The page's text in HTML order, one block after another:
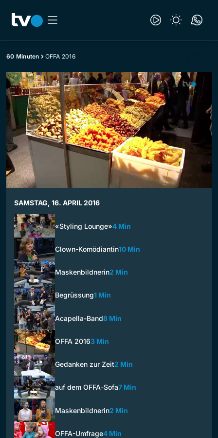
60 Minuten OFFA 2016
SAMSTAG, 16. APRIL 2016
«Styling Lounge»4 Min
Clown-Komödiantin10 Min
Maskenbildnerin2 Min
Begrüssung1 Min
Acapella-Band8 Min
OFFA 20163 Min
Gedanken zur Zeit2 Min
auf dem OFFA-Sofa7 Min
Maskenbildnerin2 Min
OFFA-Umfrage4 Min